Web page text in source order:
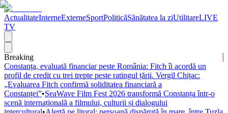
ActualitateInterneExterneSportPoliticăSănătatea la ziUtilitareLIVE
TV
Breaking
Constanța, evaluată financiar peste România: Fitch îi acordă un
profil de credit cu trei trepte peste ratingul țării. Vergil Chițac:
„Evaluarea Fitch confirmă soliditatea financiară a
Constanței”•SeaWave Film Fest 2026 transformă Constanța într-o
scenă internațională a filmului, culturii și dialogului